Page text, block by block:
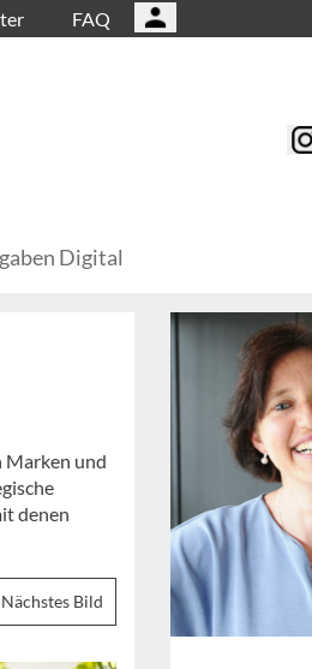
FAQ
Digital
Marken und
denen
Nächstes Bild